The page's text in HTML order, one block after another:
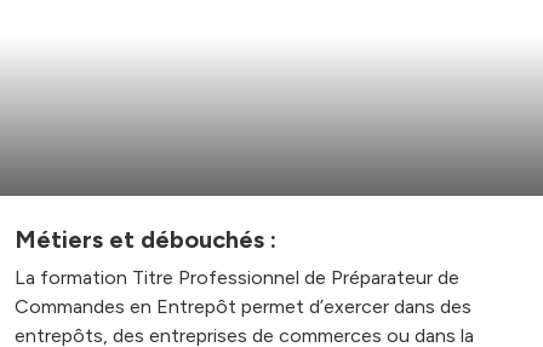
Métiers et débouchés :
La formation Titre Professionnel de Préparateur de
Commandes en Entrepôt permet d’exercer dans des
entrepôts, des entreprises de commerces ou dans la